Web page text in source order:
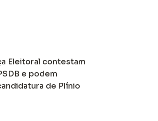
Eleitoral contestam
e podem
de Plínio